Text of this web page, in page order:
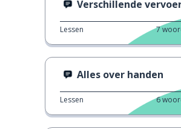
Verschillende
Lessen 7
Alles over handen
Lessen 6